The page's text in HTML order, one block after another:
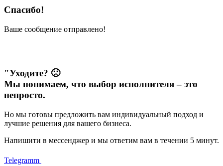
Спасибо!
Ваше сообщение отправлено!
"Уходите? 🙁
Мы понимаем, что выбор исполнителя – это
непросто.
Но мы готовы предложить вам индивидуальный подход и
лучшие решения для вашего бизнеса.
Напишити в мессенджер и мы ответим вам в течении 5 минут.
Telegramm